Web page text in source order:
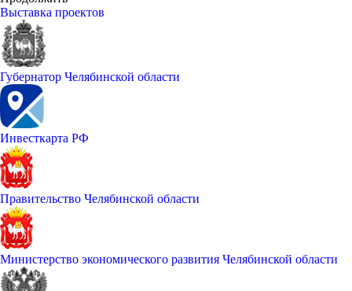
Выставка проектов
Губернатор Челябинской области
Инвесткарта РФ
Правительство Челябинской области
Министерство экономического развития Челябинской области